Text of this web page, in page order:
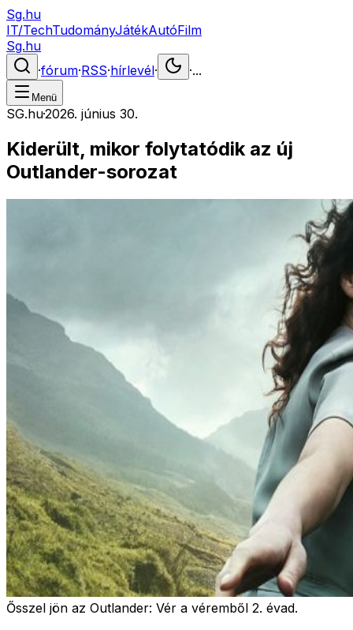
Sg.hu
IT/TechTudományJátékAutóFilm
Sg.hu
·fórum·RSS·hírlevél· ·...
Menü
SG.hu·2026. június 30.
Kiderült, mikor folytatódik az új
Outlander-sorozat
Ősszel jön az Outlander: Vér a véremből 2. évad.